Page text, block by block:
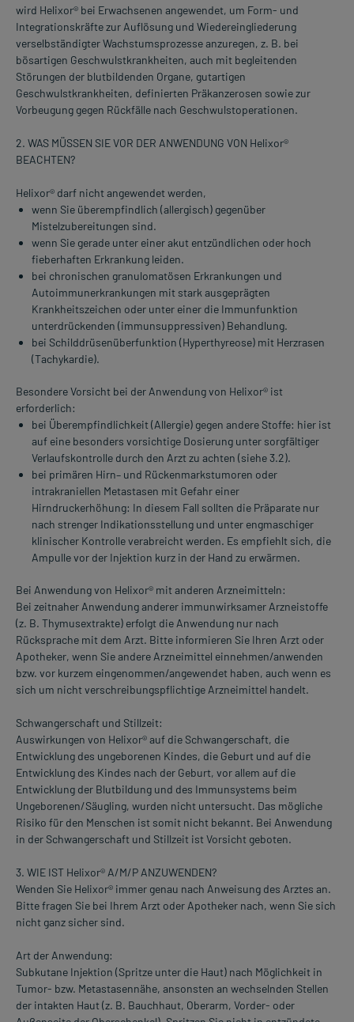
wird Helixor® bei Erwachsenen angewendet, um Form- und
Integrationskräfte zur Auflösung und Wiedereingliederung
verselbständigter Wachstumsprozesse anzuregen, z. B. bei
bösartigen Geschwulstkrankheiten, auch mit begleitenden
Störungen der blutbildenden Organe, gutartigen
Geschwulstkrankheiten, definierten Präkanzerosen sowie zur
Vorbeugung gegen Rückfälle nach Geschwulstoperationen.
2. WAS MÜSSEN SIE VOR DER ANWENDUNG VON Helixor®
BEACHTEN?
Helixor® darf nicht angewendet werden,
wenn Sie überempfindlich (allergisch) gegenüber
Mistelzubereitungen sind.
wenn Sie gerade unter einer akut entzündlichen oder hoch
fieberhaften Erkrankung leiden.
bei chronischen granulomatösen Erkrankungen und
Autoimmunerkrankungen mit stark ausgeprägten
Krankheitszeichen oder unter einer die Immunfunktion
unterdrückenden (immunsuppressiven) Behandlung.
bei Schilddrüsenüberfunktion (Hyperthyreose) mit Herzrasen
(Tachykardie).
Besondere Vorsicht bei der Anwendung von Helixor® ist
erforderlich:
bei Überempfindlichkeit (Allergie) gegen andere Stoffe: hier ist
auf eine besonders vorsichtige Dosierung unter sorgfältiger
Verlaufskontrolle durch den Arzt zu achten (siehe 3.2).
bei primären Hirn– und Rückenmarkstumoren oder
intrakraniellen Metastasen mit Gefahr einer
Hirndruckerhöhung: In diesem Fall sollten die Präparate nur
nach strenger Indikationsstellung und unter engmaschiger
klinischer Kontrolle verabreicht werden. Es empfiehlt sich, die
Ampulle vor der Injektion kurz in der Hand zu erwärmen.
Bei Anwendung von Helixor® mit anderen Arzneimitteln:
Bei zeitnaher Anwendung anderer immunwirksamer Arzneistoffe
(z. B. Thymusextrakte) erfolgt die Anwendung nur nach
Rücksprache mit dem Arzt. Bitte informieren Sie Ihren Arzt oder
Apotheker, wenn Sie andere Arzneimittel einnehmen/anwenden
bzw. vor kurzem eingenommen/angewendet haben, auch wenn es
sich um nicht verschreibungspflichtige Arzneimittel handelt.
Schwangerschaft und Stillzeit:
Auswirkungen von Helixor® auf die Schwangerschaft, die
Entwicklung des ungeborenen Kindes, die Geburt und auf die
Entwicklung des Kindes nach der Geburt, vor allem auf die
Entwicklung der Blutbildung und des Immunsystems beim
Ungeborenen/Säugling, wurden nicht untersucht. Das mögliche
Risiko für den Menschen ist somit nicht bekannt. Bei Anwendung
in der Schwangerschaft und Stillzeit ist Vorsicht geboten.
3. WIE IST Helixor® A/M/P ANZUWENDEN?
Wenden Sie Helixor® immer genau nach Anweisung des Arztes an.
Bitte fragen Sie bei Ihrem Arzt oder Apotheker nach, wenn Sie sich
nicht ganz sicher sind.
Art der Anwendung:
Subkutane Injektion (Spritze unter die Haut) nach Möglichkeit in
Tumor- bzw. Metastasennähe, ansonsten an wechselnden Stellen
der intakten Haut (z. B. Bauchhaut, Oberarm, Vorder- oder